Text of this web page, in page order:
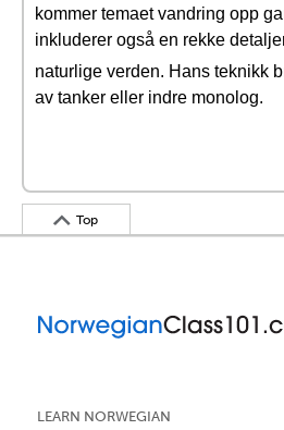
kommer temaet vandring opp
inkluderer også en rekke
naturlige verden. Hans teknikk
av tanker eller indre monolog.
Top
LEARN NORWEGIAN